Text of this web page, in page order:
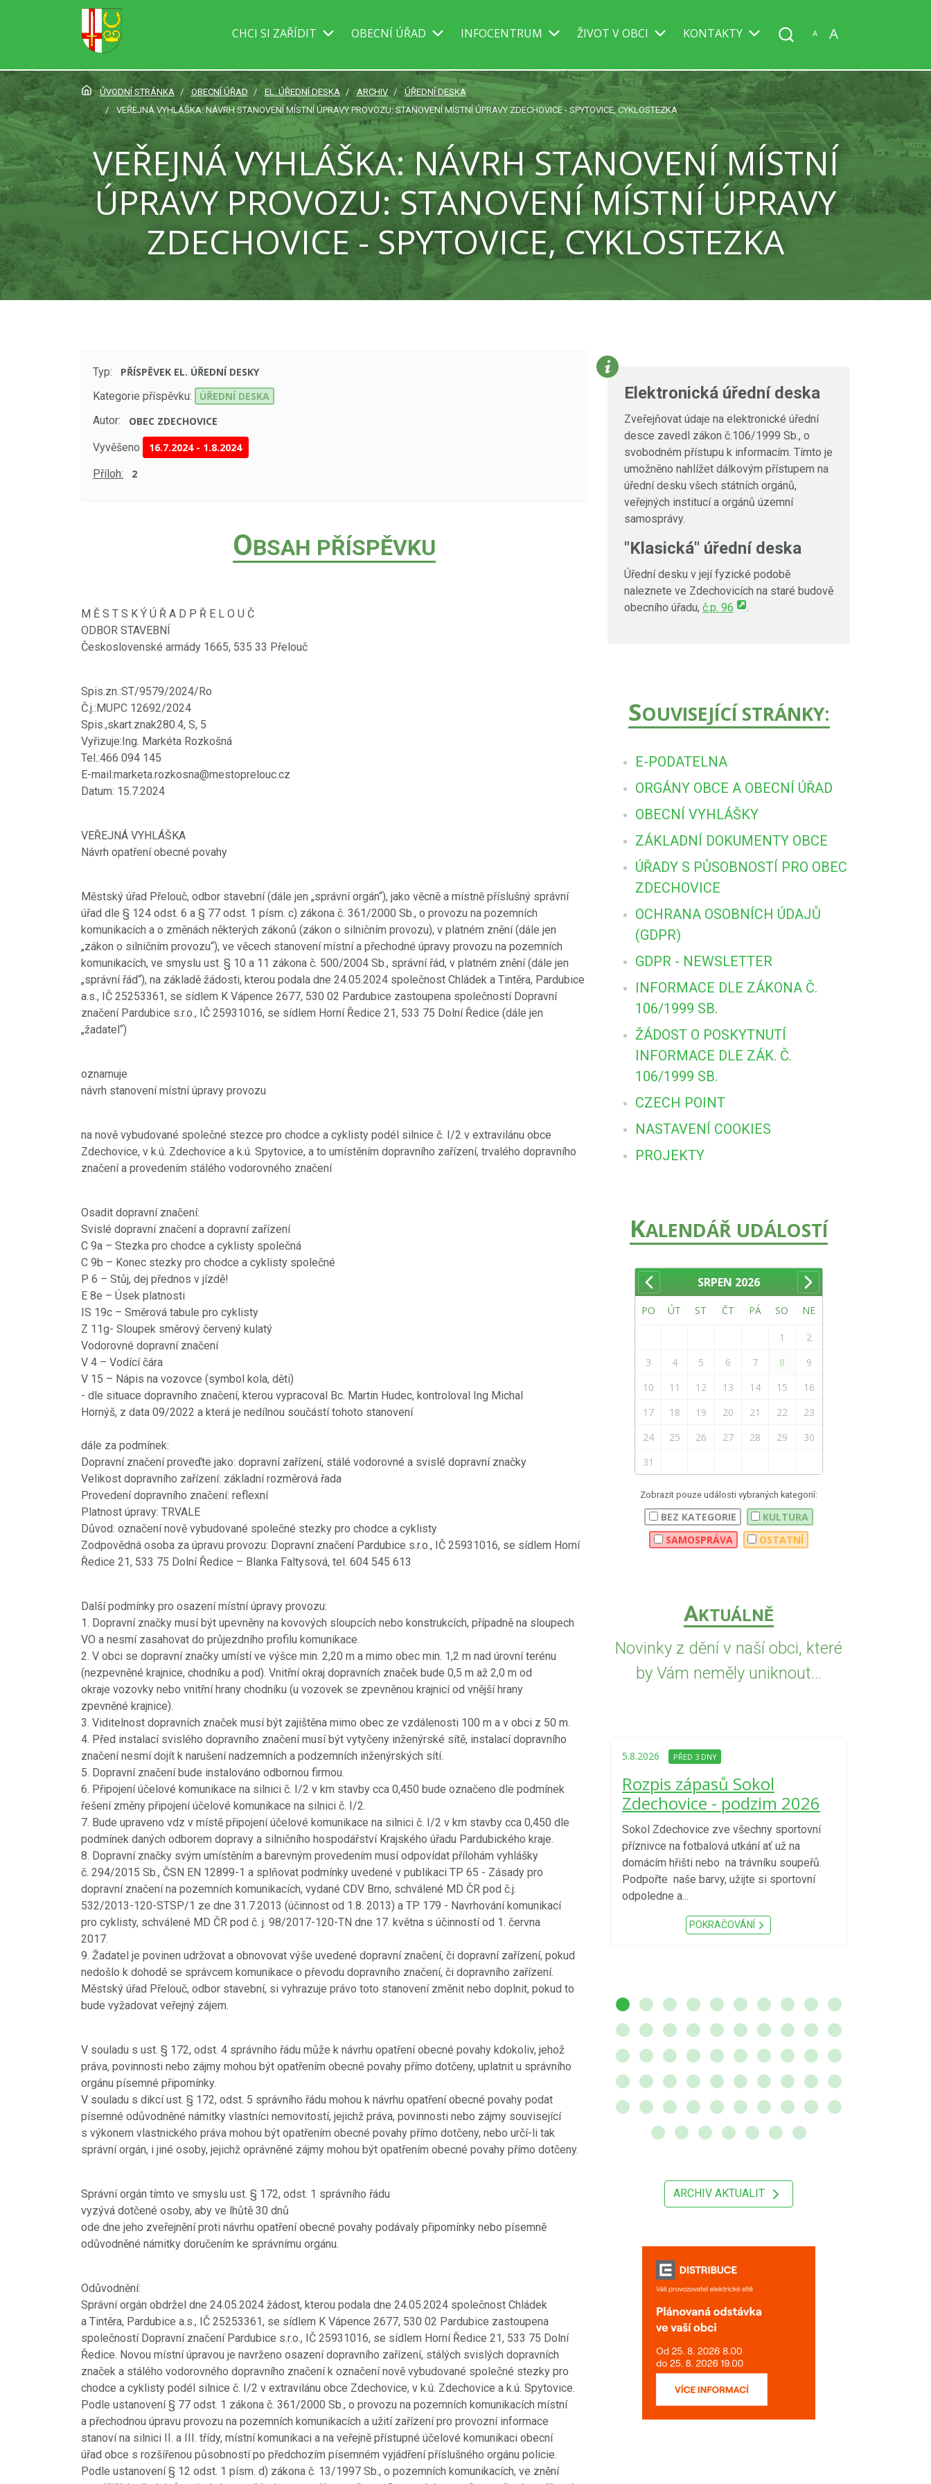
CHCI SI ZAŘÍDIT OBECNÍ ÚŘAD INFOCENTRUM ŽIVOT V OBCI KONTAKTY A A
ÚVODNÍ STRÁNKA OBECNÍ ÚŘAD EL. ÚŘEDNÍ DESKA ARCHIV
ÚŘEDNÍ DESKA
VEŘEJNÁ VYHLÁŠKA: NÁVRH STANOVENÍ MÍSTNÍ ÚPRAVY PROVOZU: STANOVENÍ MÍSTNÍ ÚPRAVY ZDECHOVICE - SPYTOVICE, CYKLOSTEZKA
VEŘEJNÁ VYHLÁŠKA: NÁVRH STANOVENÍ MÍSTNÍ
ÚPRAVY PROVOZU: STANOVENÍ MÍSTNÍ ÚPRAVY
ZDECHOVICE - SPYTOVICE, CYKLOSTEZKA
Typ:
PŘÍSPĚVEK EL. ÚŘEDNÍ DESKY
Kategorie příspěvku:
ÚŘEDNÍ DESKA
Autor:
OBEC ZDECHOVICE
Vyvěšeno 16.7.2024- 1.8.2024
Příloh: 2
OBSAH PŘÍSPĚVKU
M Ě S T S K Ý Ú Ř A D P Ř E L O U Č
ODBOR STAVEBNÍ
Československé armády 1665, 535 33 Přelouč
Spis.zn.:ST/9579/2024/Ro
Č.j.:MUPC 12692/2024
Spis.,skart.znak280.4, S, 5
Vyřizuje:Ing. Markéta Rozkošná
Tel.:466 094 145
E-mail:marketa.rozkosna@mestoprelouc.cz
Datum: 15.7.2024
VEŘEJNÁ VYHLÁŠKA
Návrh opatření obecné povahy
Městský úřad Přelouč, odbor stavební (dále jen „správní orgán“), jako věcně a místně příslušný správní
úřad dle § 124 odst. 6 a § 77 odst. 1 písm. c) zákona č. 361/2000 Sb., o provozu na pozemních
komunikacích a o změnách některých zákonů (zákon o silničním provozu), v platném znění (dále jen
„zákon o silničním provozu“), ve věcech stanovení místní a přechodné úpravy provozu na pozemních
komunikacích, ve smyslu ust. § 10 a 11 zákona č. 500/2004 Sb., správní řád, v platném znění (dále jen
„správní řád“), na základě žádosti, kterou podala dne 24.05.2024 společnost Chládek a Tintěra, Pardubice
a.s., IČ 25253361, se sídlem K Vápence 2677, 530 02 Pardubice zastoupena společností Dopravní
značení Pardubice s.r.o., IČ 25931016, se sídlem Horní Ředice 21, 533 75 Dolní Ředice (dále jen
„žadatel“)
oznamuje
návrh stanovení místní úpravy provozu
na nově vybudované společné stezce pro chodce a cyklisty podél silnice č. I/2 v extravilánu obce
Zdechovice, v k.ú. Zdechovice a k.ú. Spytovice, a to umístěním dopravního zařízení, trvalého dopravního
značení a provedením stálého vodorovného značení
Osadit dopravní značení:
Svislé dopravní značení a dopravní zařízení
C 9a – Stezka pro chodce a cyklisty společná
C 9b – Konec stezky pro chodce a cyklisty společné
P 6 – Stůj, dej přednos v jízdě!
E 8e – Úsek platnosti
IS 19c – Směrová tabule pro cyklisty
Z 11g- Sloupek směrový červený kulatý
Vodorovné dopravní značení
V 4 – Vodící čára
V 15 – Nápis na vozovce (symbol kola, děti)
- dle situace dopravního značení, kterou vypracoval Bc. Martin Hudec, kontroloval Ing Michal
Hornýš, z data 09/2022 a která je nedílnou součástí tohoto stanovení
dále za podmínek:
Dopravní značení proveďte jako: dopravní zařízení, stálé vodorovné a svislé dopravní značky
Velikost dopravního zařízení: základní rozměrová řada
Provedení dopravního značení: reflexní
Platnost úpravy: TRVALE
Důvod: označení nově vybudované společné stezky pro chodce a cyklisty
Zodpovědná osoba za úpravu provozu: Dopravní značení Pardubice s.r.o., IČ 25931016, se sídlem Horní
Ředice 21, 533 75 Dolní Ředice – Blanka Faltysová, tel. 604 545 613
Další podmínky pro osazení místní úpravy provozu:
1. Dopravní značky musí být upevněny na kovových sloupcích nebo konstrukcích, případně na sloupech
VO a nesmí zasahovat do průjezdního profilu komunikace.
2. V obci se dopravní značky umístí ve výšce min. 2,20 m a mimo obec min. 1,2 m nad úrovní terénu
(nezpevněné krajnice, chodníku a pod). Vnitřní okraj dopravních značek bude 0,5 m až 2,0 m od
okraje vozovky nebo vnitřní hrany chodníku (u vozovek se zpevněnou krajnicí od vnější hrany
zpevněné krajnice).
3. Viditelnost dopravních značek musí být zajištěna mimo obec ze vzdálenosti 100 m a v obci z 50 m.
4. Před instalací svislého dopravního značení musí být vytyčeny inženýrské sítě, instalací dopravního
značení nesmí dojít k narušení nadzemních a podzemních inženýrských sítí.
5. Dopravní značení bude instalováno odbornou firmou.
6. Připojení účelové komunikace na silnici č. I/2 v km stavby cca 0,450 bude označeno dle podmínek
řešení změny připojení účelové komunikace na silnici č. I/2.
7. Bude upraveno vdz v místě připojení účelové komunikace na silnici č. I/2 v km stavby cca 0,450 dle
podmínek daných odborem dopravy a silničního hospodářství Krajského úřadu Pardubického kraje.
8. Dopravní značky svým umístěním a barevným provedením musí odpovídat přílohám vyhlášky
č. 294/2015 Sb., ČSN EN 12899-1 a splňovat podmínky uvedené v publikaci TP 65 - Zásady pro
dopravní značení na pozemních komunikacích, vydané CDV Brno, schválené MD ČR pod č.j.
532/2013-120-STSP/1 ze dne 31.7.2013 (účinnost od 1.8. 2013) a TP 179 - Navrhování komunikací
pro cyklisty, schválené MD ČR pod č. j. 98/2017-120-TN dne 17. května s účinností od 1. června
2017.
9. Žadatel je povinen udržovat a obnovovat výše uvedené dopravní značení, či dopravní zařízení, pokud
nedošlo k dohodě se správcem komunikace o převodu dopravního značení, či dopravního zařízení.
Městský úřad Přelouč, odbor stavební, si vyhrazuje právo toto stanovení změnit nebo doplnit, pokud to
bude vyžadovat veřejný zájem.
V souladu s ust. § 172, odst. 4 správního řádu může k návrhu opatření obecné povahy kdokoliv, jehož
práva, povinnosti nebo zájmy mohou být opatřením obecné povahy přímo dotčeny, uplatnit u správního
orgánu písemné připomínky.
V souladu s dikcí ust. § 172, odst. 5 správního řádu mohou k návrhu opatření obecné povahy podat
písemné odůvodněné námitky vlastníci nemovitostí, jejichž práva, povinnosti nebo zájmy související
s výkonem vlastnického práva mohou být opatřením obecné povahy přímo dotčeny, nebo určí-li tak
správní orgán, i jiné osoby, jejichž oprávněné zájmy mohou být opatřením obecné povahy přímo dotčeny.
Správní orgán tímto ve smyslu ust. § 172, odst. 1 správního řádu
vyzývá dotčené osoby, aby ve lhůtě 30 dnů
ode dne jeho zveřejnění proti návrhu opatření obecné povahy podávaly připomínky nebo písemně
odůvodněné námitky doručením ke správnímu orgánu.
Odůvodnění:
Správní orgán obdržel dne 24.05.2024 žádost, kterou podala dne 24.05.2024 společnost Chládek
a Tintěra, Pardubice a.s., IČ 25253361, se sídlem K Vápence 2677, 530 02 Pardubice zastoupena
společností Dopravní značení Pardubice s.r.o., IČ 25931016, se sídlem Horní Ředice 21, 533 75 Dolní
Ředice. Novou místní úpravou je navrženo osazení dopravního zařízení, stálých svislých dopravních
značek a stálého vodorovného dopravního značení k označení nově vybudované společné stezky pro
chodce a cyklisty podél silnice č. I/2 v extravilánu obce Zdechovice, v k.ú. Zdechovice a k.ú. Spytovice.
Podle ustanovení § 77 odst. 1 zákona č. 361/2000 Sb., o provozu na pozemních komunikacích místní
a přechodnou úpravu provozu na pozemních komunikacích a užití zařízení pro provozní informace
stanoví na silnici II. a III. třídy, místní komunikaci a na veřejně přístupné účelové komunikaci obecní
úřad obce s rozšířenou působností po předchozím písemném vyjádření příslušného orgánu policie.
Podle ustanovení § 12 odst. 1 písm. d) zákona č. 13/1997 Sb., o pozemních komunikacích, ve znění
Elektronická úřední deska
Zveřejňovat údaje na elektronické úřední
desce zavedl zákon č.106/1999 Sb., o
svobodném přístupu k informacím. Tímto je
umožněno nahlížet dálkovým přístupem na
úřední desku všech státních orgánů,
veřejných institucí a orgánů územní
samosprávy.
"Klasická" úřední deska
Úřední desku v její fyzické podobě
naleznete ve Zdechovicích na staré budově
obecního úřadu, č.p. 96 .
SOUVISEJÍCÍ STRÁNKY:
E-PODATELNA
ORGÁNY OBCE A OBECNÍ ÚŘAD
OBECNÍ VYHLÁŠKY
ZÁKLADNÍ DOKUMENTY OBCE
ÚŘADY S PŮSOBNOSTÍ PRO OBEC
ZDECHOVICE
OCHRANA OSOBNÍCH ÚDAJŮ
(GDPR)
GDPR - NEWSLETTER
INFORMACE DLE ZÁKONA Č.
106/1999 SB.
ŽÁDOST O POSKYTNUTÍ
INFORMACE DLE ZÁK. Č.
106/1999 SB.
CZECH POINT
NASTAVENÍ COOKIES
PROJEKTY
KALENDÁŘ UDÁLOSTÍ
SRPEN 2026
PO ÚT ST ČT PÁ SO NE
1
2
3
4 5 6 7 8
9
10
11 12 13 14 15
16
17
18 19 20 21 22
23
24
25 26 27 28 29
30
31
Zobrazit pouze události vybraných kategorií:
BEZ KATEGORIE
KULTURA
SAMOSPRÁVA
OSTATNÍ
AKTUÁLNĚ
Novinky z dění v naší obci, které
by Vám neměly uniknout...
18.8.2021
Videokronika: Zdechovický
minifestival 7.8.2021
https://www.youtube.com/watch?
v=rPoqutfOmZo
POKRAČOVÁNÍ
Nová videa ve videokronice
Do videokroniky jsme přidali nová videa z
událostí konaných v posledních dnech -
Betlémského zpívání a oslav Dne úcty ke
stáří.
POKRAČOVÁNÍ
5.8.2026 PŘED 3 DNY
Rozpis zápasů Sokol
Zdechovice - podzim 2026
Sokol Zdechovice zve všechny sportovní
příznivce na fotbalová utkání ať už na
domácím hřišti nebo na trávníku soupeřů.
Podpořte naše barvy, užijte si sportovní
odpoledne a...
POKRAČOVÁNÍ
ARCHIV AKTUALIT